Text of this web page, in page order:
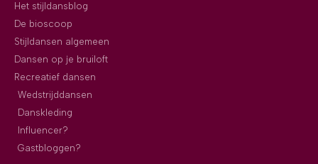
Het stijldansblog
De bioscoop
Stijldansen algemeen
Dansen op je bruiloft
Recreatief dansen
Wedstrijddansen
Danskleding
Influencer?
Gastbloggen?